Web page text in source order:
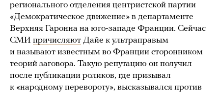
регионального отделения центристской партии
«Демократическое движение» в департаменте
Верхняя Гаронна на юго-западе Франции. Сейчас
СМИ причисляют Дайе к ультраправым
и называют известным во Франции сторонником
теорий заговора. Такую репутацию он получил
после публикации роликов, где призывал
к «народному перевороту», высказывался против